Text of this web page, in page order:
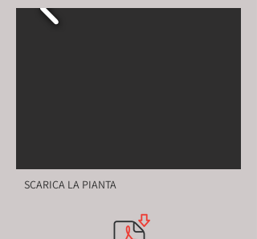
SCARICA LA PIANTA